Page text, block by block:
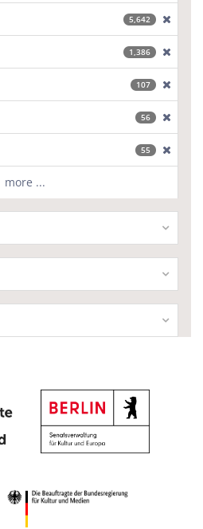
5,642
1,386
107
56
55
more ...